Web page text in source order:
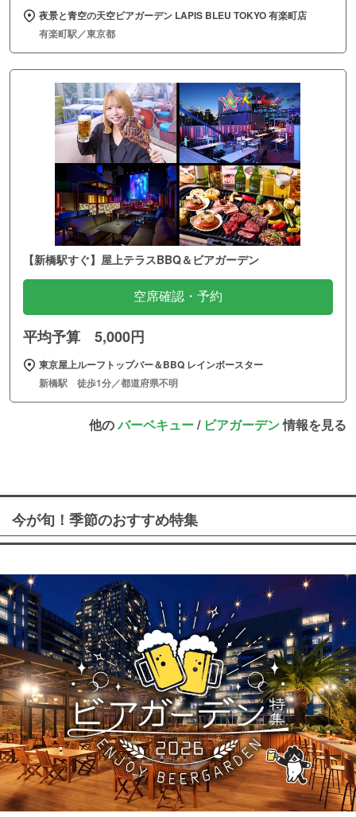
夜景と青空の天空ビアガーデン LAPIS BLEU TOKYO 有楽町店
有楽町駅／東京都
【新橋駅すぐ】屋上テラスBBQ＆ビアガーデン
空席確認・予約
平均予算 5,000円
東京屋上ルーフトップバー＆BBQ レインボースター
新橋駅 徒歩1分／都道府県不明
他のバーベキュー/ ビアガーデン情報を見る
今が旬！季節のおすすめ特集